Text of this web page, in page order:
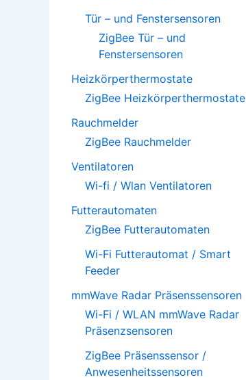
Tür – und Fenstersensoren
ZigBee Tür – und
Fenstersensoren
Heizkörperthermostate
ZigBee Heizkörperthermostate
Rauchmelder
ZigBee Rauchmelder
Ventilatoren
Wi-fi / Wlan Ventilatoren
Futterautomaten
ZigBee Futterautomaten
Wi-Fi Futterautomat / Smart
Feeder
mmWave Radar Präsenssensoren
Wi-Fi / WLAN mmWave Radar
Präsenzsensoren
ZigBee Präsenssensor /
Anwesenheitssensoren